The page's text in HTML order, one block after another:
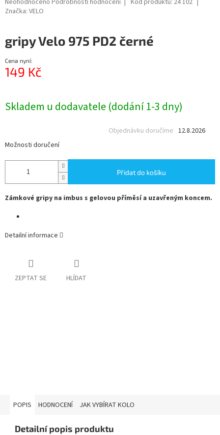
hodnocení
0,0
z
5
hvězdiček.
Neohodnoceno Podrobnosti hodnocení Kód produktu: 24 102
Značka: VELO
gripy Velo 975 PD2 černé
Cena nyní:
149 Kč
Skladem u dodavatele (dodání 1-3 dny)
12.8.2026
Objednávku doručíme
Možnosti doručení
Přidat do košíku
Zámkové gripy na imbus s gelovou příměsí a uzavřeným koncem.
Detailní informace
ZEPTAT SE HLÍDAT
POPIS HODNOCENÍ JAK VYBÍRAT KOLO
Detailní popis produktu